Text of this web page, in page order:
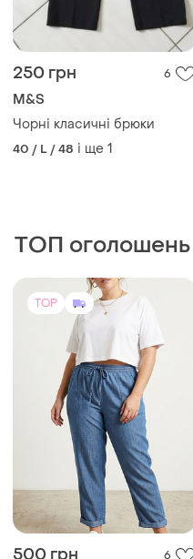
Чорні класичні брюки
40 / L / 48
ТОП оголошень
500 грн
Легкі джинсові штани
джогери bonmarché (xxl/20)
/ тонкий джинс бавовна
XXL і ще